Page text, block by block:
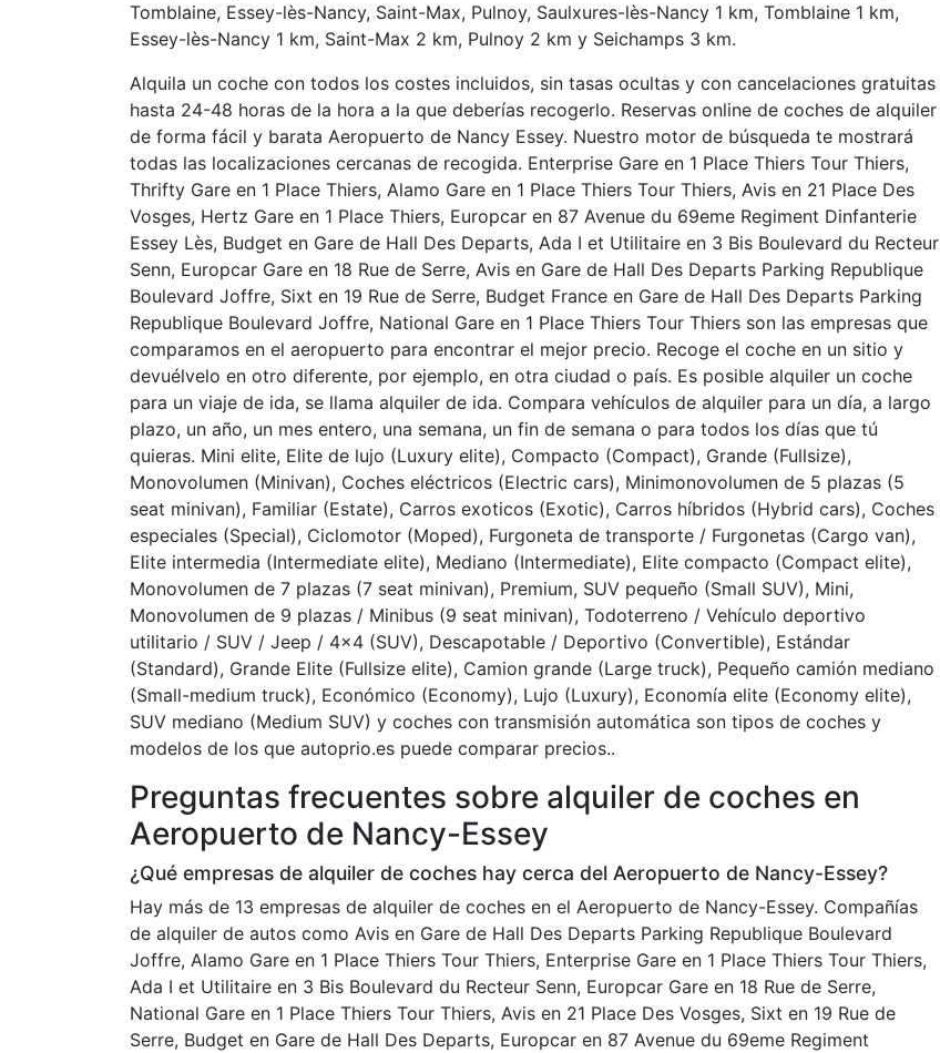
Tomblaine, Essey-lès-Nancy, Saint-Max, Pulnoy, Saulxures-lès-Nancy 1 km, Tomblaine 1 km,
Essey-lès-Nancy 1 km, Saint-Max 2 km, Pulnoy 2 km y Seichamps 3 km.
Alquila un coche con todos los costes incluidos, sin tasas ocultas y con cancelaciones gratuitas
hasta 24-48 horas de la hora a la que deberías recogerlo. Reservas online de coches de alquiler
de forma fácil y barata Aeropuerto de Nancy Essey. Nuestro motor de búsqueda te mostrará
todas las localizaciones cercanas de recogida. Enterprise Gare en 1 Place Thiers Tour Thiers,
Thrifty Gare en 1 Place Thiers, Alamo Gare en 1 Place Thiers Tour Thiers, Avis en 21 Place Des
Vosges, Hertz Gare en 1 Place Thiers, Europcar en 87 Avenue du 69eme Regiment Dinfanterie
Essey Lès, Budget en Gare de Hall Des Departs, Ada I et Utilitaire en 3 Bis Boulevard du Recteur
Senn, Europcar Gare en 18 Rue de Serre, Avis en Gare de Hall Des Departs Parking Republique
Boulevard Joffre, Sixt en 19 Rue de Serre, Budget France en Gare de Hall Des Departs Parking
Republique Boulevard Joffre, National Gare en 1 Place Thiers Tour Thiers son las empresas que
comparamos en el aeropuerto para encontrar el mejor precio. Recoge el coche en un sitio y
devuélvelo en otro diferente, por ejemplo, en otra ciudad o país. Es posible alquiler un coche
para un viaje de ida, se llama alquiler de ida. Compara vehículos de alquiler para un día, a largo
plazo, un año, un mes entero, una semana, un fin de semana o para todos los días que tú
quieras. Mini elite, Elite de lujo (Luxury elite), Compacto (Compact), Grande (Fullsize),
Monovolumen (Minivan), Coches eléctricos (Electric cars), Minimonovolumen de 5 plazas (5
seat minivan), Familiar (Estate), Carros exoticos (Exotic), Carros híbridos (Hybrid cars), Coches
especiales (Special), Ciclomotor (Moped), Furgoneta de transporte / Furgonetas (Cargo van),
Elite intermedia (Intermediate elite), Mediano (Intermediate), Elite compacto (Compact elite),
Monovolumen de 7 plazas (7 seat minivan), Premium, SUV pequeño (Small SUV), Mini,
Monovolumen de 9 plazas / Minibus (9 seat minivan), Todoterreno / Vehículo deportivo
utilitario / SUV / Jeep / 4×4 (SUV), Descapotable / Deportivo (Convertible), Estándar
(Standard), Grande Elite (Fullsize elite), Camion grande (Large truck), Pequeño camión mediano
(Small-medium truck), Económico (Economy), Lujo (Luxury), Economía elite (Economy elite),
SUV mediano (Medium SUV) y coches con transmisión automática son tipos de coches y
modelos de los que autoprio.es puede comparar precios..
Preguntas frecuentes sobre alquiler de coches en
Aeropuerto de Nancy-Essey
¿Qué empresas de alquiler de coches hay cerca del Aeropuerto de Nancy-Essey?
Hay más de 13 empresas de alquiler de coches en el Aeropuerto de Nancy-Essey. Compañías
de alquiler de autos como Avis en Gare de Hall Des Departs Parking Republique Boulevard
Joffre, Alamo Gare en 1 Place Thiers Tour Thiers, Enterprise Gare en 1 Place Thiers Tour Thiers,
Ada I et Utilitaire en 3 Bis Boulevard du Recteur Senn, Europcar Gare en 18 Rue de Serre,
National Gare en 1 Place Thiers Tour Thiers, Avis en 21 Place Des Vosges, Sixt en 19 Rue de
Serre, Budget en Gare de Hall Des Departs, Europcar en 87 Avenue du 69eme Regiment